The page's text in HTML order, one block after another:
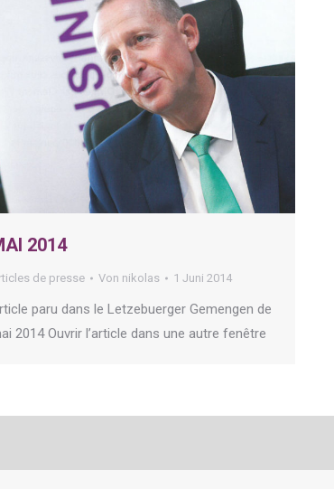
2014
de presse Von nikolas 1 Juni 2014
paru dans le Letzebuerger Gemengen de
2014 Ouvrir l’article dans une autre fenêtre